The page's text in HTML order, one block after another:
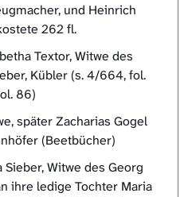
und Heinrich
262 fl.
Textor, Witwe des
Kübler (s. 4/664, fol.
86)
später Zacharias Gogel
(Beetbücher)
Witwe des Georg
ihre ledige Tochter Maria